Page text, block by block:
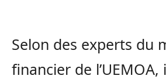
Selon des experts du
financier de l’UEMOA,